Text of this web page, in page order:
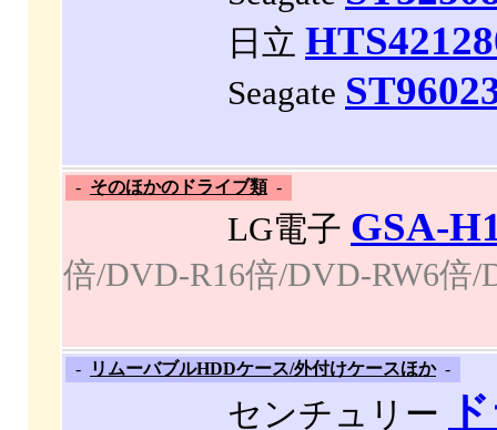
日立
Seagate
- そのほかのドライブ類-
LG電子 GSA-
倍/DVD-R16倍/DVD-RW6倍
- リムーバブルHDDケース/外付けケースほか-
センチュリー